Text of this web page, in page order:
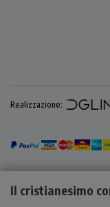
Realizzazione: